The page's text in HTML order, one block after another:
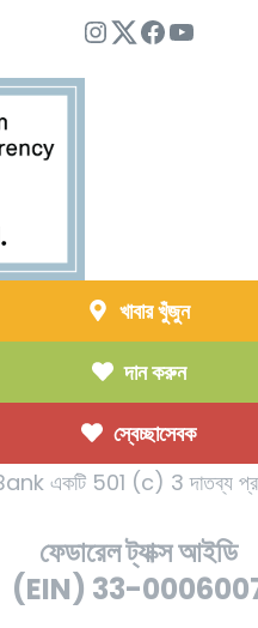
ইনস্টাগ্রাম
Twitter
ফেসবুকইউটিউব
খাবার খুঁজুন
দান করুন
স্বেচ্ছাসেবক
একটি 501 (c) 3 দাতব্য
ফেডারেল ট্যাক্স আইডি
(EIN) 33-